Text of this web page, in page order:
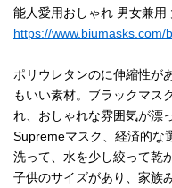
能人愛用おしゃれ 男女兼用
https://
ポリウレタンのに伸縮性が
もいい素材。ブラックマス
れ、おしゃれな雰囲気が漂
Supremeマスク、経済的な
洗って、水を少し絞って乾
子供のサイズがあり、家族